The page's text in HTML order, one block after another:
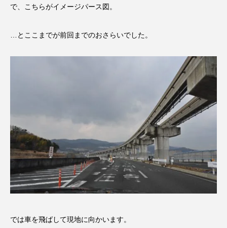
で、こちらがイメージパース図。
…とここまでが前回までのおさらいでした。
では車を飛ばして現地に向かいます。